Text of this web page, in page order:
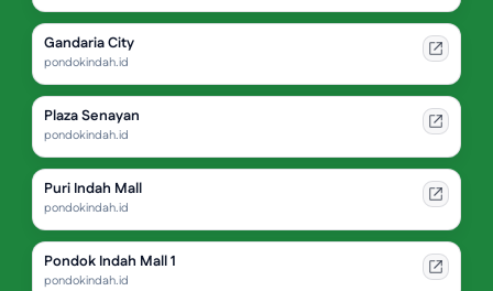
Gandaria City
pondokindah.id
Plaza Senayan
pondokindah.id
Puri Indah Mall
pondokindah.id
Pondok Indah Mall 1
pondokindah.id